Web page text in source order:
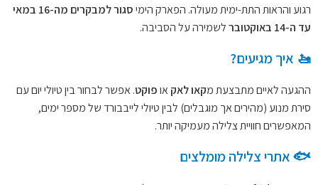
רגוע והראות התת-ימית מעולה. הפארק הימי
סגור למבקרים מה-16 במאי
עד ה-14 באוקטובר
לשמירה על הסביבה.
🚤 איך מגיעים?
ההגעה לאיים מתבצעת מקאו לאקאופוקט. אפשר לבחור בין טיולי יום עם
סירת מנוע (מהירים אך מוגבלים) לבין טיולי לייבבורד של מספר ימים,
המאפשרים חוויית צלילה מעמיקה יותר.
🐟 אתרי צלילה מומלצים